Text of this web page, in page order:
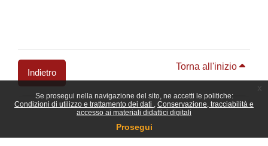
Se prosegui nella navigazione del sito, ne accetti le politiche:
Condizioni di utilizzo e trattamento dei dati
Conservazione, tracciabilità e
accesso ai materiali didattici digitali
Prosegui
Indietro
Torna all'inizio
Blocchi